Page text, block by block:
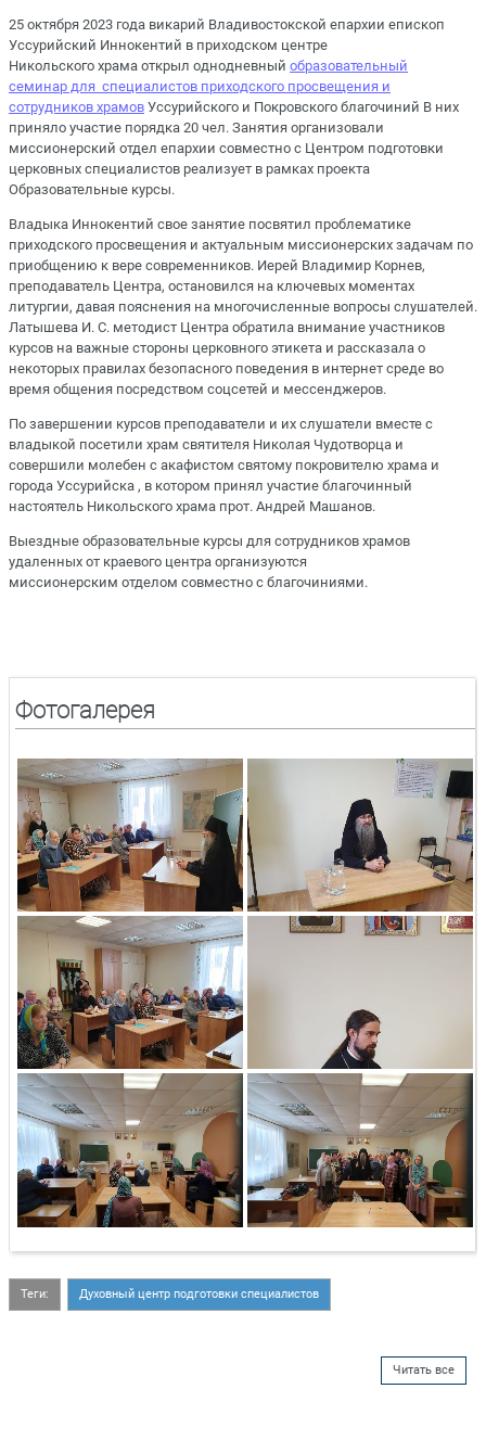
25 октября 2023 года викарий Владивостокской епархии епископ
Уссурийский Иннокентий в приходском центре
Никольского храма открыл однодневный образовательный
семинар для специалистов приходского просвещения и
сотрудников храмов Уссурийского и Покровского благочиний В них
приняло участие порядка 20 чел. Занятия организовали
миссионерский отдел епархии совместно с Центром подготовки
церковных специалистов реализует в рамках проекта
Образовательные курсы.
Владыка Иннокентий свое занятие посвятил проблематике
приходского просвещения и актуальным миссионерских задачам по
приобщению к вере современников. Иерей Владимир Корнев,
преподаватель Центра, остановился на ключевых моментах
литургии, давая пояснения на многочисленные вопросы слушателей.
Латышева И. С. методист Центра обратила внимание участников
курсов на важные стороны церковного этикета и рассказала о
некоторых правилах безопасного поведения в интернет среде во
время общения посредством соцсетей и мессенджеров.
По завершении курсов преподаватели и их слушатели вместе с
владыкой посетили храм святителя Николая Чудотворца и
совершили молебен с акафистом святому покровителю храма и
города Уссурийска , в котором принял участие благочинный
настоятель Никольского храма прот. Андрей Машанов.
Выездные образовательные курсы для сотрудников храмов
удаленных от краевого центра организуются
миссионерским отделом совместно с благочиниями.
Фотогалерея
Теги: Духовный центр подготовки специалистов
Читать все